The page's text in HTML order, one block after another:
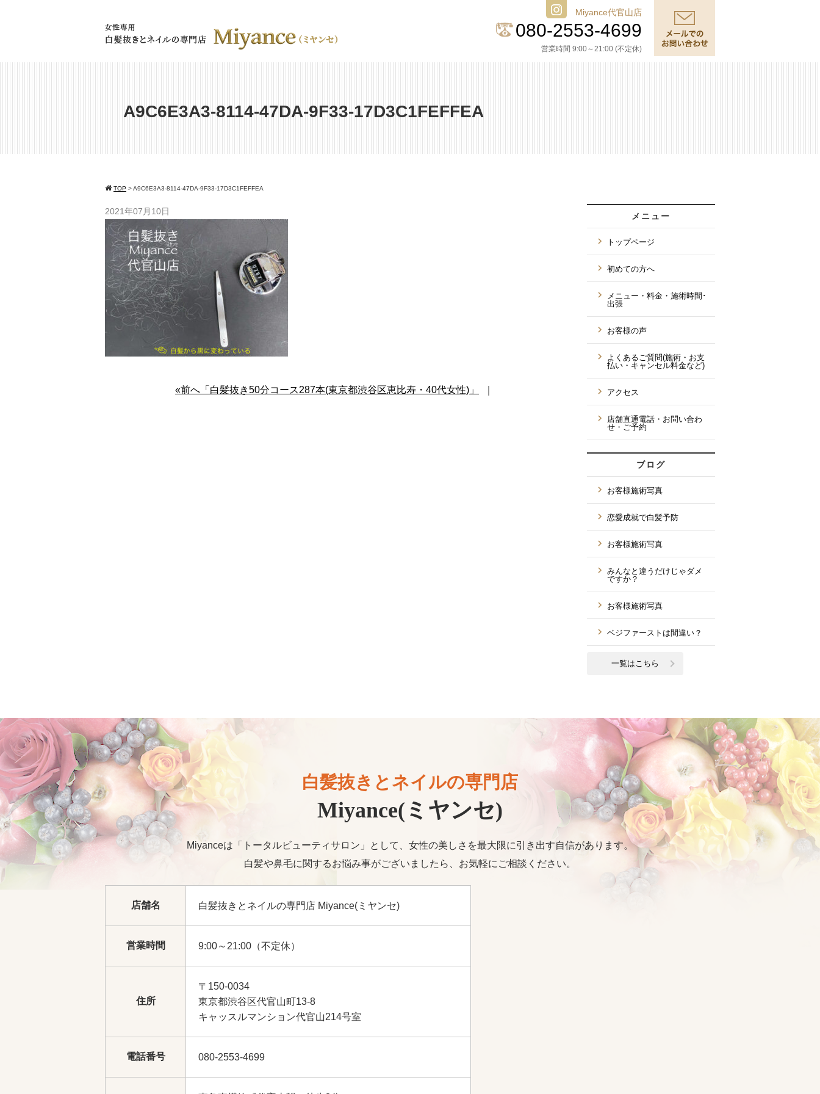
Miyance代官山店
080-2553-4699
営業時間 9:00～21:00 (不定休)
A9C6E3A3-8114-47DA-9F33-17D3C1FEFFEA
TOP >A9C6E3A3-8114-47DA-9F33-17D3C1FEFFEA
2021年07月10日
«前へ「白髪抜き50分コース287本(東京都渋谷区恵比寿・40代女性)」
メニュー
トップページ
初めての方へ
メニュー・料金・施術時間･
出張
お客様の声
よくあるご質問(施術・お支
払い・キャンセル料金など)
アクセス
店舗直通電話・お問い合わ
せ・ご予約
ブログ
お客様施術写真
恋愛成就で白髪予防
お客様施術写真
みんなと違うだけじゃダメ
ですか？
お客様施術写真
ベジファーストは間違い？
一覧はこちら
白髪抜きとネイルの専門店
Miyance(ミヤンセ)
Miyanceは「トータルビューティサロン」として、女性の美しさを最大限に引き出す自信があります。
白髪や鼻毛に関するお悩み事がございましたら、お気軽にご相談ください。
店舗名 白髪抜きとネイルの専門店 Miyance(ミヤンセ)
営業時間 9:00～21:00（不定休）
住所
〒150-0034
東京都渋谷区代官山町13-8
キャッスルマンション代官山214号室
電話番号 080-2553-4699